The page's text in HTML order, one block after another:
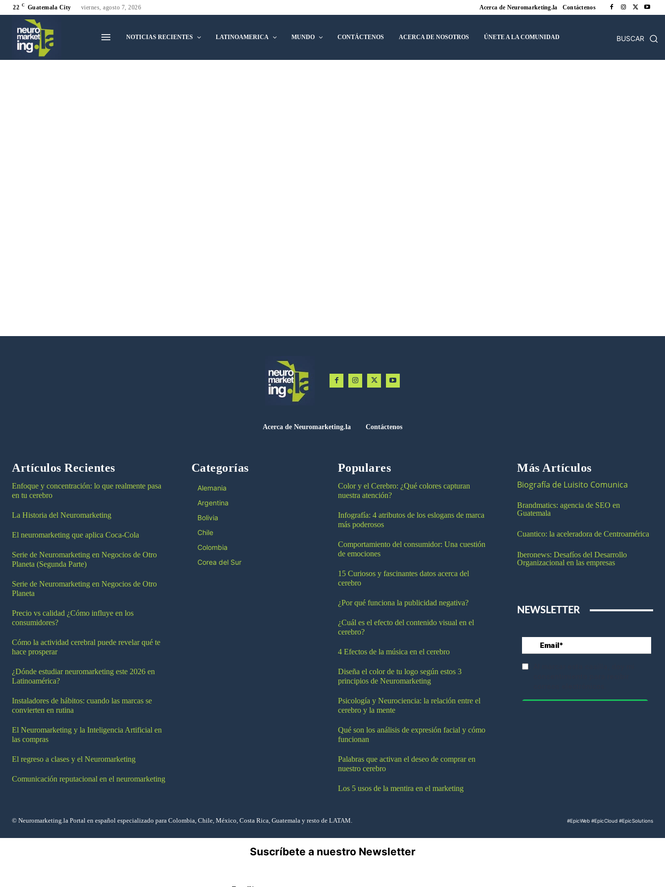
22 C Guatemala City viernes, agosto 7, 2026 Acerca de Neuromarketing.la Contáctenos
NOTICIAS RECIENTES LATINOAMERICA MUNDO CONTÁCTENOS ACERCA DE NOSOTROS ÚNETE A LA COMUNIDAD BUSCAR
Acerca de Neuromarketing.la Contáctenos
Artículos Recientes
Enfoque y concentración: lo que realmente pasa
en tu cerebro
La Historia del Neuromarketing
El neuromarketing que aplica Coca-Cola
Serie de Neuromarketing en Negocios de Otro
Planeta (Segunda Parte)
Serie de Neuromarketing en Negocios de Otro
Planeta
Precio vs calidad ¿Cómo influye en los
consumidores?
Cómo la actividad cerebral puede revelar qué te
hace prosperar
¿Dónde estudiar neuromarketing este 2026 en
Latinoamérica?
Instaladores de hábitos: cuando las marcas se
convierten en rutina
El Neuromarketing y la Inteligencia Artificial en
las compras
El regreso a clases y el Neuromarketing
Comunicación reputacional en el neuromarketing
Categorías
Alemania
Argentina
Bolivia
Chile
Colombia
Corea del Sur
Populares
Color y el Cerebro: ¿Qué colores capturan
nuestra atención?
Infografía: 4 atributos de los eslogans de marca
más poderosos
Comportamiento del consumidor: Una cuestión
de emociones
15 Curiosos y fascinantes datos acerca del
cerebro
¿Por qué funciona la publicidad negativa?
¿Cuál es el efecto del contenido visual en el
cerebro?
4 Efectos de la música en el cerebro
Diseña el color de tu logo según estos 3
principios de Neuromarketing
Psicología y Neurociencia: la relación entre el
cerebro y la mente
Qué son los análisis de expresión facial y cómo
funcionan
Palabras que activan el deseo de comprar en
nuestro cerebro
Los 5 usos de la mentira en el marketing
Más Artículos
Biografía de Luisito Comunica
Brandmatics: agencia de SEO en
Guatemala
Cuantico: la aceleradora de Centroamérica
Iberonews: Desafíos del Desarrollo
Organizacional en las empresas
NEWSLETTER
© Neuromarketing.la Portal en español especializado para Colombia, Chile, México, Costa Rica, Guatemala y resto de LATAM. #EpicWeb #EpicCloud #EpicSolutions
Suscríbete a nuestro Newsletter